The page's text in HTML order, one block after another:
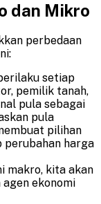
dan Mikro
perbedaan
setiap
pemilik tanah,
pula sebagai
pula
pilihan
perubahan harga
makro, kita akan
ekonomi